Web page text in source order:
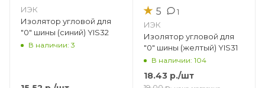
ИЭК
Изолятор угловой для
"0" шины (синий) YIS32
В наличии: 3
★ 5 1
ИЭК
Изолятор угловой для
"0" шины (желтый) YIS31
В наличии: 104
18.43р./шт